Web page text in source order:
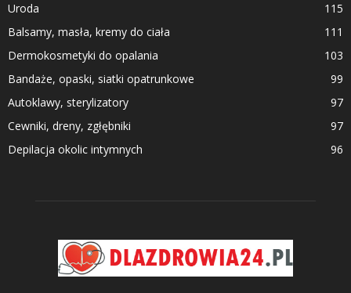
Uroda
115
Balsamy, masła, kremy do ciała
111
Dermokosmetyki do opalania
103
Bandaże, opaski, siatki opatrunkowe
99
Autoklawy, sterylizatory
97
Cewniki, dreny, zgłębniki
97
Depilacja okolic intymnych
96